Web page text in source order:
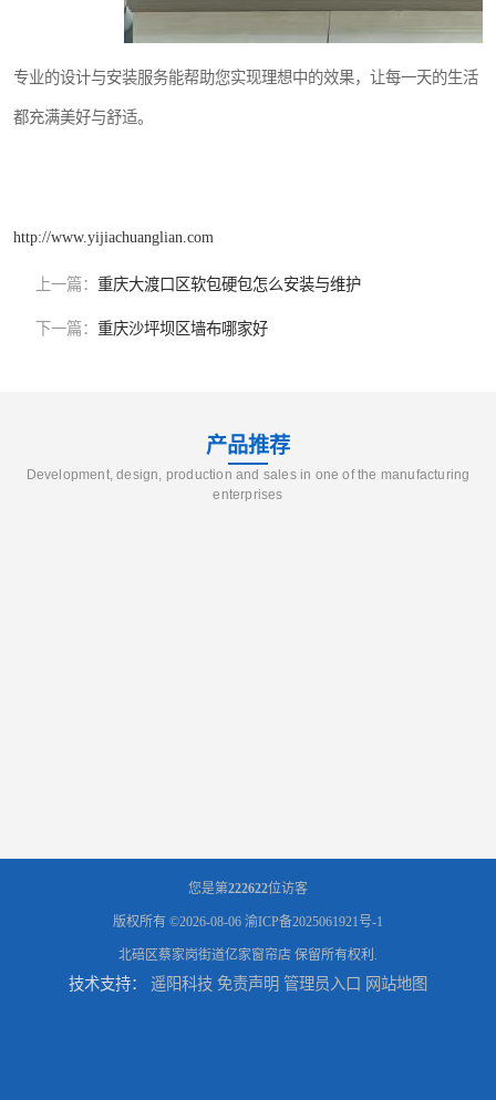
专业的设计与安装服务能帮助您实现理想中的效果，让每一天的生活
都充满美好与舒适。
http://www.yijiachuanglian.com
上一篇： 重庆大渡口区软包硬包怎么安装与维护
下一篇： 重庆沙坪坝区墙布哪家好
产品推荐
Development, design, production and sales in one of the manufacturing
enterprises
您是第222622位访客
版权所有 ©2026-08-06 渝ICP备2025061921号-1
北碚区蔡家岗街道亿家窗帘店 保留所有权利.
技术支持： 遥阳科技 免责声明 管理员入口 网站地图